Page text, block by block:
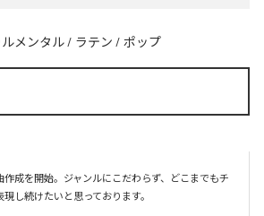
メンタル / ラテン / ポップ
作成を開始。ジャンルにこだわらず、どこまでもチ
し続けたいと思っております。